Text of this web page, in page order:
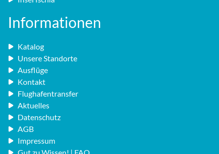
Informationen
Katalog
Unsere Standorte
Ausflüge
Kontakt
Flughafentransfer
Aktuelles
Datenschutz
AGB
Impressum